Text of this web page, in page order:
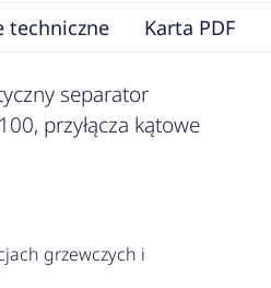
techniczne Karta PDF
separator
przyłącza kątowe
grzewczych i